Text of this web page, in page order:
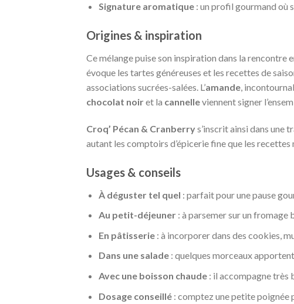
Signature aromatique: un profil gourmand où
Origines & inspiration
Ce mélange puise son inspiration dans la rencontre
évoque les tartes généreuses et les recettes de
associations sucrées-salées. L’amande,
chocolat noiret la cannelleviennent signer
Croq’ Pécan & Cranberrys’inscrit ainsi dans une
autant les comptoirs d’épicerie fine que les
Usages & conseils
À déguster tel quel : parfait pour une pause
Au petit-déjeuner: à parsemer sur un fromage
En pâtisserie: à incorporer dans des cookies,
Dans une salade: quelques morceaux
Avec une boisson chaude: il accompagne très
Dosage conseillé: comptez une petite poignée